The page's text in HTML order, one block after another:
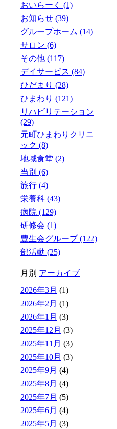
おいらーく (1)
お知らせ (39)
グループホーム (14)
サロン (6)
その他 (117)
デイサービス (84)
ひだまり (28)
ひまわり (121)
リハビリテーション
(29)
元町ひまわりクリニ
ック (8)
地域食堂 (2)
当別 (6)
旅行 (4)
栄養科 (43)
病院 (129)
研修会 (1)
豊生会グループ (122)
部活動 (25)
月別 アーカイブ
2026年3月 (1)
2026年2月 (1)
2026年1月 (3)
2025年12月 (3)
2025年11月 (3)
2025年10月 (3)
2025年9月 (4)
2025年8月 (4)
2025年7月 (5)
2025年6月 (4)
2025年5月 (3)